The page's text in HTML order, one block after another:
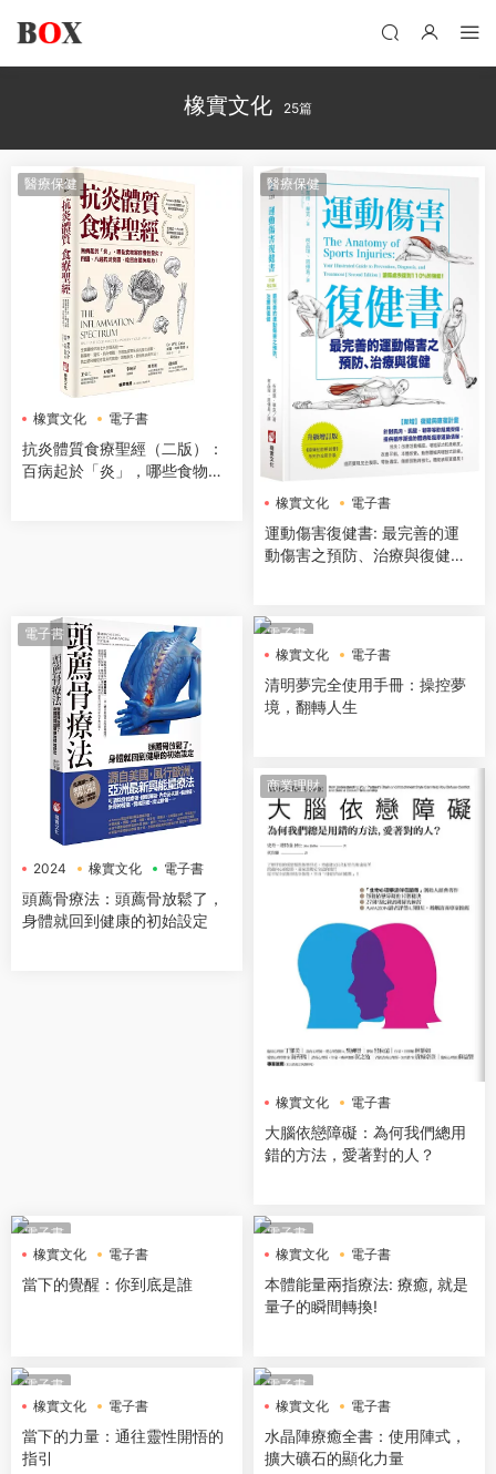
橡實文化 25篇
醫療保健
橡實文化 電子書
抗炎體質食療聖經（二版）：
百病起於「炎」，哪些食物害
醫療保健
橡實文化 電子書
運動傷害復健書: 最完善的運
動傷害之預防、治療與復健
電子書
2024 橡實文化 電子書
頭薦骨療法：頭薦骨放鬆了，
身體就回到健康的初始設定
電子書
橡實文化
電子書
清明夢完全使用手冊：操控夢
境，翻轉人生
商業理財
橡實文化 電子書
大腦依戀障礙：為何我們總用
錯的方法，愛著對的人？
電子書
橡實文化
電子書
當下的覺醒：你到底是誰
電子書
橡實文化
電子書
本體能量兩指療法: 療癒, 就是
量子的瞬間轉換!
電子書
橡實文化
電子書
當下的力量：通往靈性開悟的
指引
電子書
橡實文化
電子書
水晶陣療癒全書：使用陣式，
擴大礦石的顯化力量